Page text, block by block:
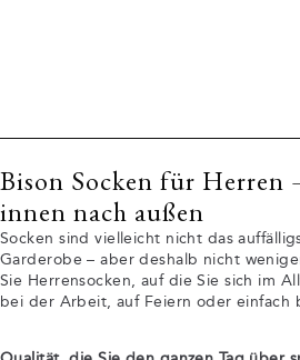
Bison Socken für Herren
innen nach außen
Socken sind vielleicht nicht das
Garderobe – aber deshalb nicht
Sie Herrensocken, auf die Sie sich im
bei der Arbeit, auf Feiern oder einfach